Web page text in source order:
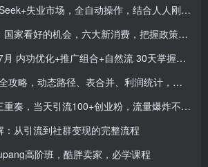
市场，全自动操作，结合人人刚需，单月利润轻松破100000＋
的机会，六大新消费，把握政策红利，锁定万亿级增量市场
优化+推广组合+自然流 30天掌握日销千单核心模型
动态路径、表合并、利润统计，实操教学快速掌握
奏，当天引流100+创业粉，流量爆炸不愁变现
：从引流到社群变现的完整流程
高阶班，酷胖卖家，必学课程